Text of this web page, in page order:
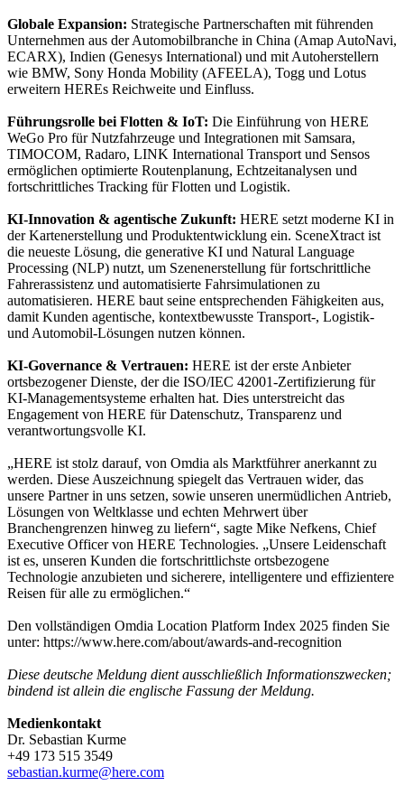
Globale Expansion: Strategische Partnerschaften mit führenden
Unternehmen aus der Automobilbranche in China (Amap AutoNavi,
ECARX), Indien (Genesys International) und mit Autoherstellern
wie BMW, Sony Honda Mobility (AFEELA), Togg und Lotus
erweitern HEREs Reichweite und Einfluss.
Führungsrolle bei Flotten & IoT: Die Einführung von HERE
WeGo Pro für Nutzfahrzeuge und Integrationen mit Samsara,
TIMOCOM, Radaro, LINK International Transport und Sensos
ermöglichen optimierte Routenplanung, Echtzeitanalysen und
fortschrittliches Tracking für Flotten und Logistik.
KI-Innovation & agentische Zukunft: HERE setzt moderne KI in
der Kartenerstellung und Produktentwicklung ein. SceneXtract ist
die neueste Lösung, die generative KI und Natural Language
Processing (NLP) nutzt, um Szenenerstellung für fortschrittliche
Fahrerassistenz und automatisierte Fahrsimulationen zu
automatisieren. HERE baut seine entsprechenden Fähigkeiten aus,
damit Kunden agentische, kontextbewusste Transport-, Logistik-
und Automobil-Lösungen nutzen können.
KI-Governance & Vertrauen: HERE ist der erste Anbieter
ortsbezogener Dienste, der die ISO/IEC 42001-Zertifizierung für
KI-Managementsysteme erhalten hat. Dies unterstreicht das
Engagement von HERE für Datenschutz, Transparenz und
verantwortungsvolle KI.
„HERE ist stolz darauf, von Omdia als Marktführer anerkannt zu
werden. Diese Auszeichnung spiegelt das Vertrauen wider, das
unsere Partner in uns setzen, sowie unseren unermüdlichen Antrieb,
Lösungen von Weltklasse und echten Mehrwert über
Branchengrenzen hinweg zu liefern“, sagte Mike Nefkens, Chief
Executive Officer von HERE Technologies. „Unsere Leidenschaft
ist es, unseren Kunden die fortschrittlichste ortsbezogene
Technologie anzubieten und sicherere, intelligentere und effizientere
Reisen für alle zu ermöglichen.“
Den vollständigen Omdia Location Platform Index 2025 finden Sie
unter: https://www.here.com/about/awards-and-recognition
Diese deutsche Meldung dient ausschließlich Informationszwecken;
bindend ist allein die englische Fassung der Meldung.
Medienkontakt
Dr. Sebastian Kurme
+49 173 515 3549
sebastian.kurme@here.com